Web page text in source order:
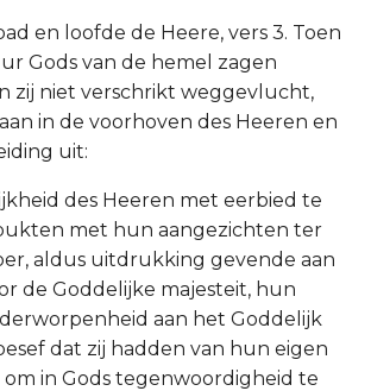
en loofde de Heere, vers 3. Toen
Gods van de hemel zagen
zij niet verschrikt weggevlucht,
in de voorhoven des Heeren en
uit:
des Heeren met eerbied te
met hun aangezichten ter
aldus uitdrukking gevende aan
de Goddelijke majesteit, hun
aan het Goddelijk
dat zij hadden van hun eigen
in Gods tegenwoordigheid te